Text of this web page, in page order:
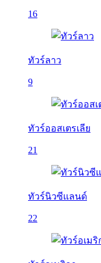
16
ทัวร์ลาว
9
ทัวร์ออสเตรเลีย
21
ทัวร์นิวซีแลนด์
22